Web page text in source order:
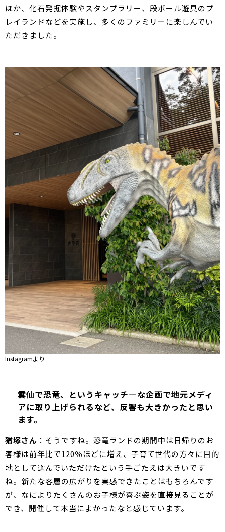
ほか、化石発掘体験やスタンプラリー、段ボール遊具のプ
レイランドなどを実施し、多くのファミリーに楽しんでい
ただきました。
Instagramより
雲仙で恐竜、というキャッチ―な企画で地元メディ
アに取り上げられるなど、反響も大きかったと思い
ます。
猶塚さん ：そうですね。恐竜ランドの期間中は日帰りのお
客様は前年比で120％ほどに増え、子育て世代の方々に目的
地として選んでいただけたという手ごたえは大きいです
ね。新たな客層の広がりを実感できたことはもちろんです
が、なによりたくさんのお子様が喜ぶ姿を直接見ることが
でき、開催して本当によかったなと感じています。